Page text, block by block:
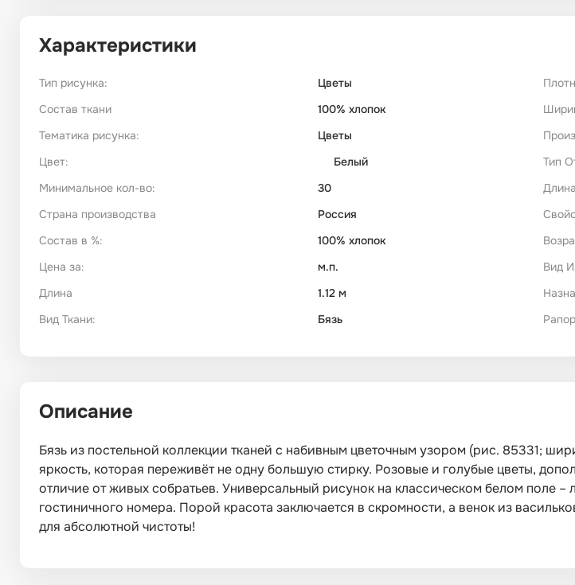
Характеристики
Тип рисунка:
Цветы
Состав ткани
100% хлопок
Тематика рисунка:
Цветы
Цвет:
Белый
Минимальное кол-во:
30
Страна производства
Россия
Состав в %:
100% хлопок
Цена за:
м.п.
Длина
1.12 м
Вид Ткани:
Бязь
Тип
Вид
Описание
Бязь из постельной коллекции тканей с набивным цветочным узором (рис. 85331;
яркость, которая переживёт не одну большую стирку. Розовые и голубые цветы,
отличие от живых собратьев. Универсальный рисунок на классическом белом поле
гостиничного номера. Порой красота заключается в скромности, а венок из
для абсолютной чистоты!